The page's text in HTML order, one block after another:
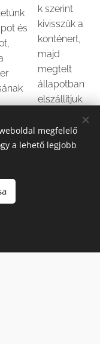
és
k szerint
kivisszük a
konténert,
majd
megtelt
állapotban
elszállítjuk.
megfelelő
a lehető legjobb